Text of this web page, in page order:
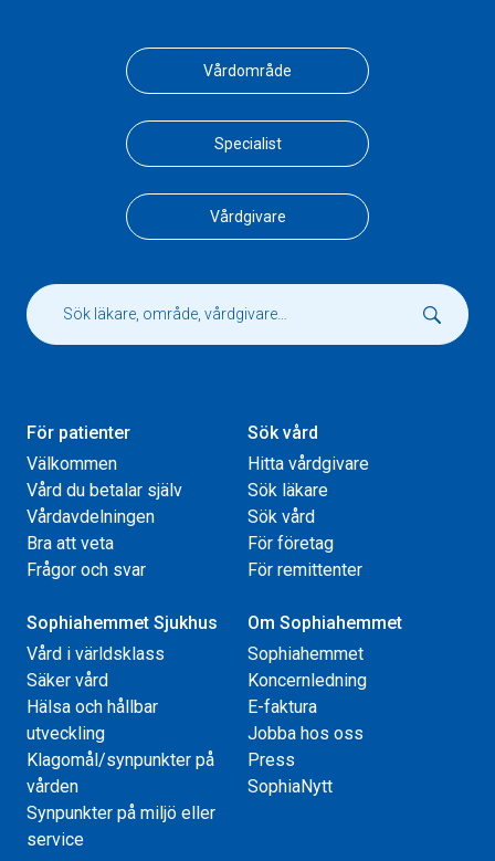
Vårdområde
Specialist
Vårdgivare
För patienter
Välkommen
Vård du betalar själv
Vårdavdelningen
Bra att veta
Frågor och svar
Sök vård
Hitta vårdgivare
Sök läkare
Sök vård
För företag
För remittenter
Sophiahemmet Sjukhus
Vård i världsklass
Säker vård
Hälsa och hållbar
utveckling
Klagomål/synpunkter på
vården
Synpunkter på miljö eller
service
Om Sophiahemmet
Sophiahemmet
Koncernledning
E-faktura
Jobba hos oss
Press
SophiaNytt